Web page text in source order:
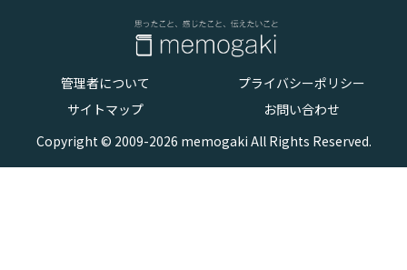
管理者について
プライバシーポリシー
サイトマップ
お問い合わせ
Copyright © 2009-2026 memogaki All Rights Reserved.